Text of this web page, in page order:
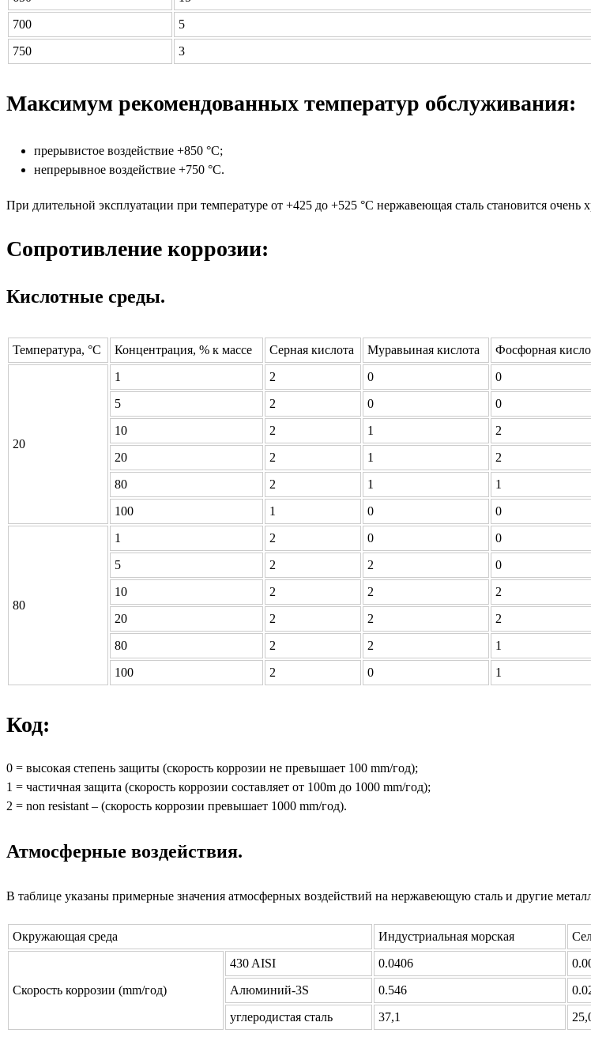
700
5
750
3
Максимум рекомендованных температур обслуживания:
прерывистое воздействие +850 °C;
непрерывное воздействие +750 °C.
При длительной эксплуатации при температуре от +425 до +525 °C нержавеющая сталь становится очень
Сопротивление коррозии:
Кислотные среды.
Температура, °C Концентрация, % к массе Серная кислота Муравьиная кислота Фосфорная
20
1 2 0 0
5
2 0 0
10
2 1 2
20
2 1 2
80
2 1 1
100
1 0 0
80
1 2 0 0
5
2 2 0
10
2 2 2
20
2 2 2
80
2 2 1
100
2 0 1
Код:
0 = высокая степень защиты (скорость коррозии не превышает 100 mm/год);
1 = частичная защита (скорость коррозии составляет от 100m до 1000 mm/год);
2 = non resistant – (скорость коррозии превышает 1000 mm/год).
Атмосферные воздействия.
В таблице указаны примерные значения атмосферных воздействий на нержавеющую сталь и другие
Окружающая среда Индустриальная морская
Скорость коррозии (mm/год)
430 AISI 0.0406
Aлюминий-3S
0.546
углеродистая сталь
37,1